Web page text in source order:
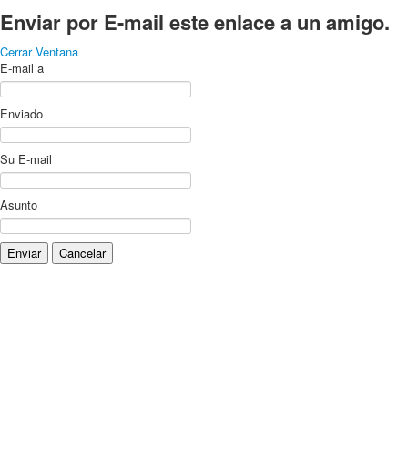
Enviar por E-mail este enlace a un amigo.
Cerrar Ventana
E-mail a
Enviado
Su E-mail
Asunto
Enviar Cancelar